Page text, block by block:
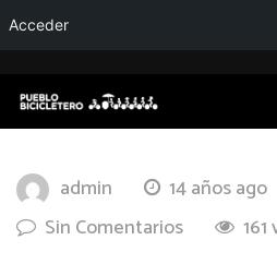
admin
14 años ago
Sin Comentarios
Acceder